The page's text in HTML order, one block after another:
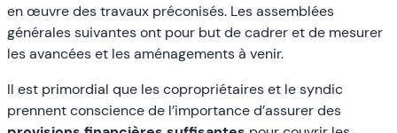
en œuvre des travaux préconisés. Les assemblées
générales suivantes ont pour but de cadrer et de mesurer
les avancées et les aménagements à venir.
Il est primordial que les copropriétaires et le syndic
prennent conscience de l’importance d’assurer des